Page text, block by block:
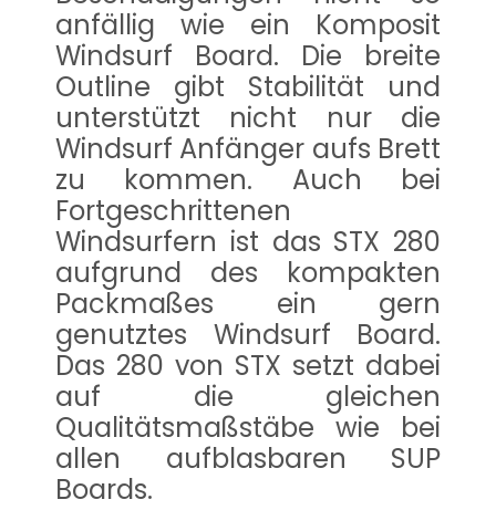
anfällig wie ein Komposit
Windsurf Board. Die breite
Outline gibt Stabilität und
unterstützt nicht nur die
Windsurf Anfänger aufs Brett
zu kommen. Auch bei
Fortgeschrittenen
Windsurfern ist das STX 280
aufgrund des kompakten
Packmaßes ein gern
genutztes Windsurf Board.
Das 280 von STX setzt dabei
auf die gleichen
Qualitätsmaßstäbe wie bei
allen aufblasbaren SUP
Boards.